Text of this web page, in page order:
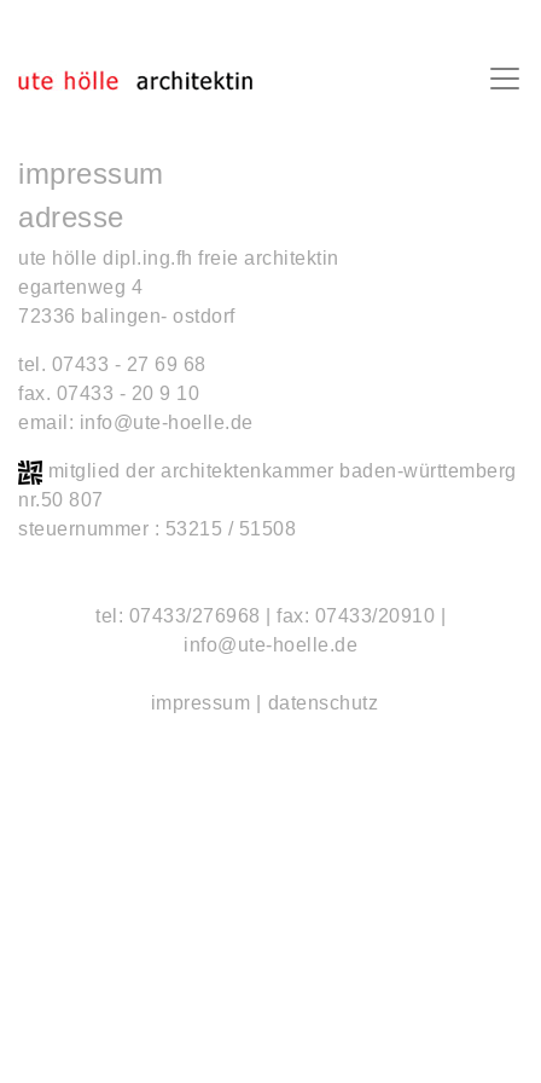
impressum
adresse
ute hölle dipl.ing.fh freie architektin
egartenweg 4
72336 balingen- ostdorf
tel. 07433 - 27 69 68
fax. 07433 - 20 9 10
email: info@ute-hoelle.de
mitglied der architektenkammer baden-württemberg
nr.50 807
steuernummer : 53215 / 51508
tel: 07433/276968 fax: 07433/20910
info@ute-hoelle.de
impressum datenschutz